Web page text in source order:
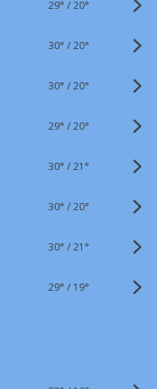
29° /20°
30° /20°
30° /20°
29° /20°
30° /21°
30° /20°
30° /21°
29° / 19°